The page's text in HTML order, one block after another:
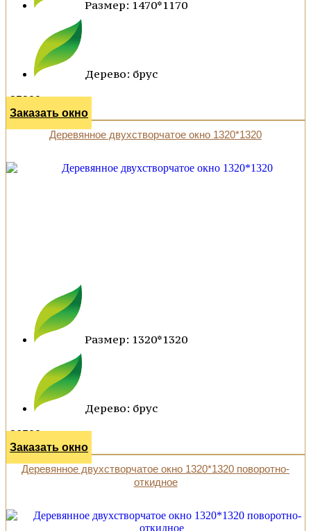
Размер: 1470*1170
Дерево: брус
35900 р.
Заказать окно
Деревянное двухстворчатое окно 1320*1320
Размер: 1320*1320
Дерево: брус
36500 р.
Заказать окно
Деревянное двухстворчатое окно 1320*1320 поворотно-
откидное